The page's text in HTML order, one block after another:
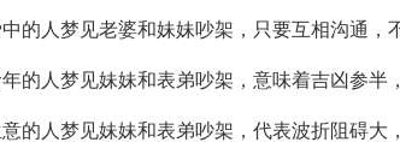
的人梦见老婆和妹妹吵架，只要互相沟通，
的人梦见妹妹和表弟吵架，意味着吉凶参半
的人梦见妹妹和表弟吵架，代表波折阻碍大